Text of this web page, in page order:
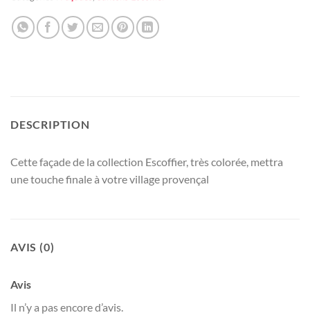
DESCRIPTION
Cette façade de la collection Escoffier, très colorée, mettra
une touche finale à votre village provençal
AVIS (0)
Avis
Il n’y a pas encore d’avis.